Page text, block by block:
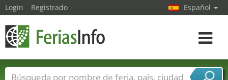
Login Registrado Español
toggle